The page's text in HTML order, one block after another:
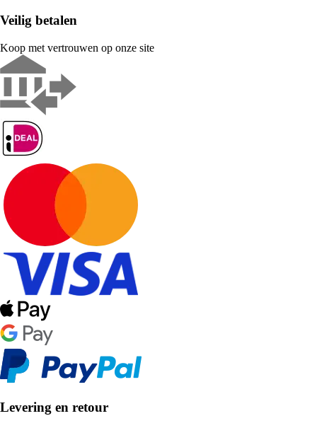
Veilig betalen
Koop met vertrouwen op onze site
Levering en retour